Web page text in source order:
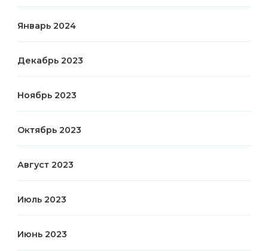
Январь 2024
Декабрь 2023
Ноябрь 2023
Октябрь 2023
Август 2023
Июль 2023
Июнь 2023